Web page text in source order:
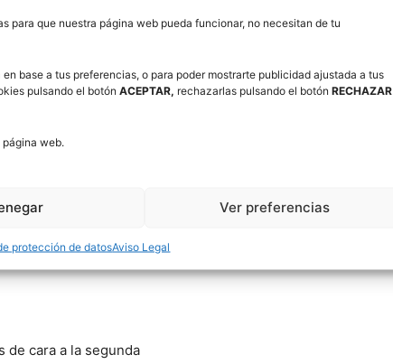
para que nuestra página web pueda funcionar, no necesitan de tu
base a tus preferencias, o para poder mostrarte publicidad ajustada a tus
pulsando el botón ACEPTAR, rechazarlas pulsando el botón RECHAZAR
web.
Ver preferencias
protección de datosAviso Legal
de cara a la segunda